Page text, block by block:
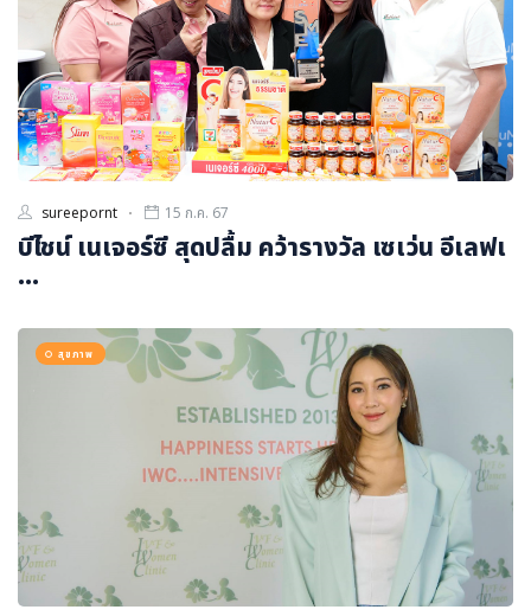
sureepornt 15 ก.ค. 67
บีไชน์ เนเจอร์ซี สุดปลื้ม คว้ารางวัล เซเว่น อีเลฟเ
...
สุขภาพ